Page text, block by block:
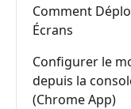
Comment
Écrans
Configurer le
depuis la
(Chrome App)